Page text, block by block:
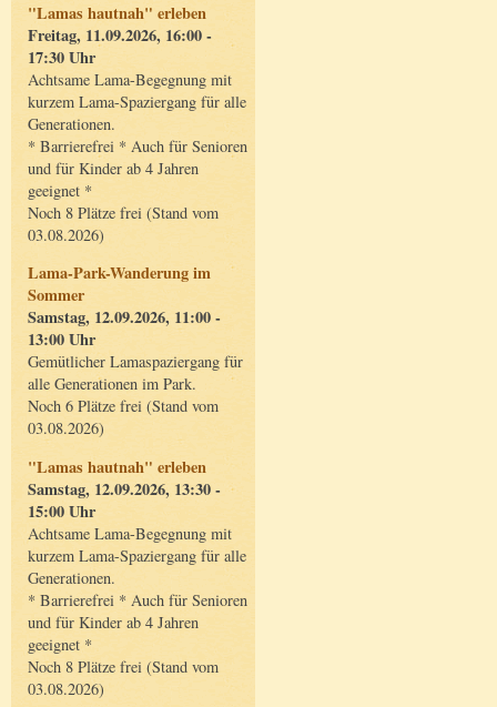
"Lamas hautnah" erleben
Freitag, 11.09.2026, 16:00 -
17:30 Uhr
Achtsame Lama-Begegnung mit
kurzem Lama-Spaziergang für alle
Generationen.
* Barrierefrei * Auch für Senioren
und für Kinder ab 4 Jahren
geeignet *
Noch 8 Plätze frei (Stand vom
03.08.2026)
Lama-Park-Wanderung im
Sommer
Samstag, 12.09.2026, 11:00 -
13:00 Uhr
Gemütlicher Lamaspaziergang für
alle Generationen im Park.
Noch 6 Plätze frei (Stand vom
03.08.2026)
"Lamas hautnah" erleben
Samstag, 12.09.2026, 13:30 -
15:00 Uhr
Achtsame Lama-Begegnung mit
kurzem Lama-Spaziergang für alle
Generationen.
* Barrierefrei * Auch für Senioren
und für Kinder ab 4 Jahren
geeignet *
Noch 8 Plätze frei (Stand vom
03.08.2026)